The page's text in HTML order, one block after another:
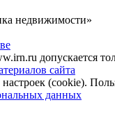
недвижимости»
допускается
сайта
(cookie).
данных